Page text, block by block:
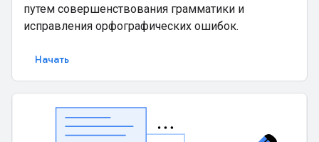
путем совершенствования грамматики и
исправления орфографических ошибок.
Начать